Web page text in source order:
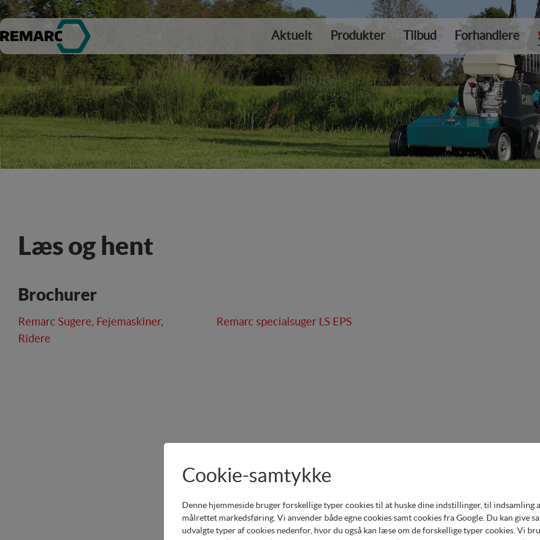
Aktuelt Produkter Tilbud Forhandlere
Læs og hent
Brochurer
Remarc Sugere, Fejemaskiner,
Ridere
Remarc specialsuger LS EPS
Cookie-samtykke
Denne hjemmeside bruger forskellige typer cookies til at huske dine indstillinger, til indsamling
målrettet markedsføring. Vi anvender både egne cookies samt cookies fra Google. Du kan give
udvalgte typer af cookies nedenfor, hvor du også kan læse om de forskellige typer cookies. Vi